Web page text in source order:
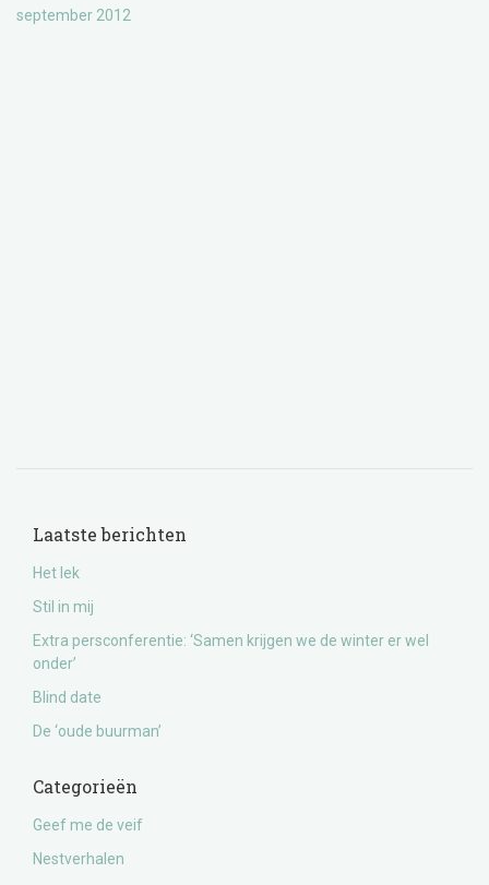
september 2012
Laatste berichten
Het lek
Stil in mij
Extra persconferentie: ‘Samen krijgen we de winter er wel
onder’
Blind date
De ‘oude buurman’
Categorieën
Geef me de veif
Nestverhalen